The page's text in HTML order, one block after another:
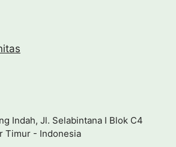
Indah, Jl. Selabintana I Blok C4
Timur - Indonesia